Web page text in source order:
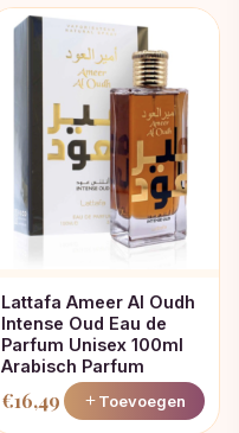
Lattafa Ameer Al Oudh
Intense Oud Eau de
Parfum Unisex 100ml
Arabisch Parfum
€16,49 Toevoegen